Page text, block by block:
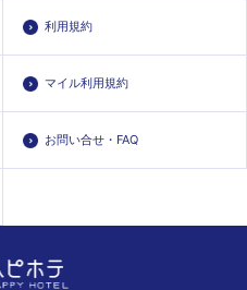
利用規約
マイル利用規約
お問い合せ・FAQ